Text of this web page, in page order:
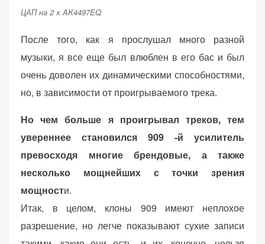
ЦАП на 2 х AK4497EQ
После того, как я прослушал много разной
музыки, я все еще был влюблен в его бас и был
очень доволен их динамическими способностями,
но, в зависимости от проигрываемого трека.
Но чем больше я проигрывал треков, тем
увереннее становился 909 -й усилитель
превосходя многие брендовые, а также
несколько мощнейших с точки зрения
мощности.
Итак, в целом, клоны 909 имеют неплохое
разрешение, но легче показывают сухие записи